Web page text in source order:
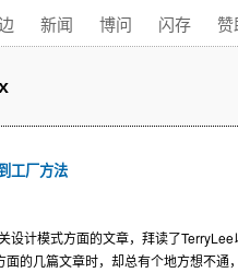
新闻 博问 闪存 赞
工厂方法
设计模式方面的文章，拜读了TerryLee
的几篇文章时，却总有个地方想不通